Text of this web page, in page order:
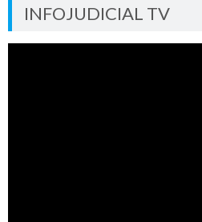
INFOJUDICIAL TV